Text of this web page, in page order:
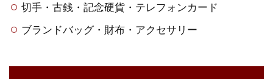
切手・古銭・記念硬貨・テレフォンカード
ブランドバッグ・財布・アクセサリー